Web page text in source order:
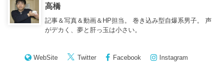
高橋
記事＆写真＆動画＆HP担当。 巻き込み型自爆系男子。 声
がデカく、夢と肝っ玉は小さい。
WebSite Twitter Facebook Instagram